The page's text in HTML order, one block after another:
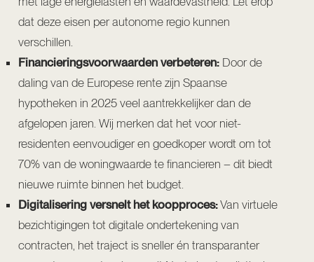
dat deze eisen per autonome regio kunnen
verschillen.
Financieringsvoorwaarden verbeteren: Door de
daling van de Europese rente zijn Spaanse
hypotheken in 2025 veel aantrekkelijker dan de
afgelopen jaren. Wij merken dat het voor niet-
residenten eenvoudiger en goedkoper wordt om tot
70% van de woningwaarde te financieren – dit biedt
nieuwe ruimte binnen het budget.
Digitalisering versnelt het koopproces:Van virtuele
bezichtigingen tot digitale ondertekening van
contracten, het traject is sneller én transparanter